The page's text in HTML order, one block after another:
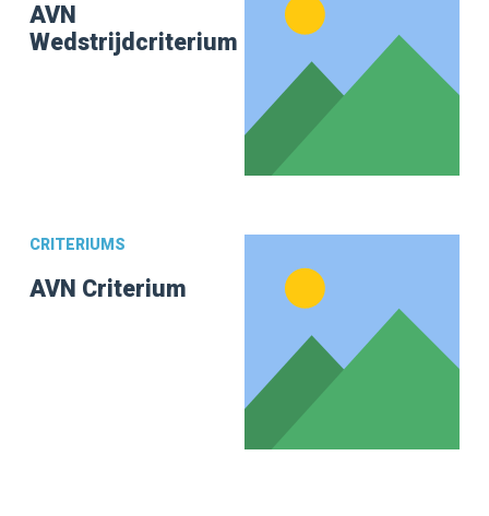
AVN
Wedstrijdcriterium
CRITERIUMS
AVN Criterium